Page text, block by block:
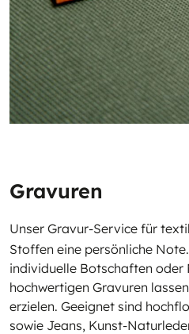
Gravuren
Unser Gravur-Service für
Stoffen eine persönliche
individuelle Botschaften oder
hochwertigen Gravuren
erzielen. Geeignet sind
sowie Jeans, Kunst-